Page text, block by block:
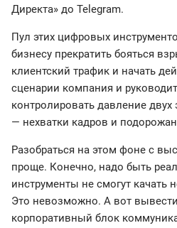
Директа» до Telegram.
Пул этих цифровых
бизнесу прекратить бояться
клиентский трафик и начать
сценарии компания и
контролировать давление
— нехватки кадров и
Разобраться на этом фоне с
проще. Конечно, надо быть
инструменты не смогут качать
Это невозможно. А вот
корпоративный блок